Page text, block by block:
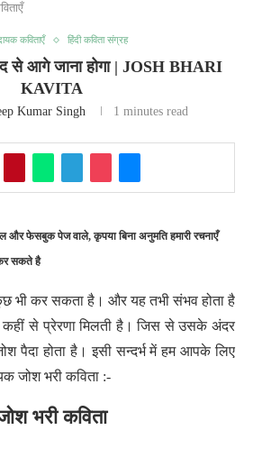
कविताएँ हिंदी कविता संग्रह
से आगे जाना होगा | JOSH BHARI
KAVITA
Kumar Singh 1 minutes read
और फेसबुक पेज वाले, कृपया बिना अनुमति हमारी रचनाएँ
कर सकते है
भी कर सकता है। और यह तभी संभव होता है
से प्रेरणा मिलती है। जिस से उसके अंदर
पैदा होता है। इसी सन्दर्भ में हम आपके लिए
जोश भरी कविता :-
भरी कविता